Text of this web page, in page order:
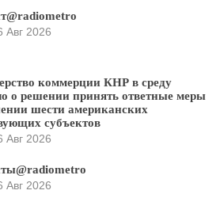
Авг 2026
коммерции КНР в среду
о решении принять ответные меры
шести американских
субъектов
Авг 2026
Авг 2026